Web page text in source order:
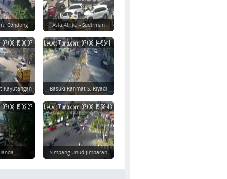
Condong Asia Afrika - Sudirman
Kayutangan Basuki Rahmat-S. Riyadi
Simpang Unud Jimbaran